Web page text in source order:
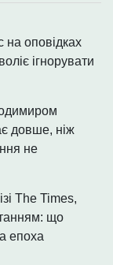
на оповідках
ігнорувати
довше, ніж
не
The Times,
що
епоха